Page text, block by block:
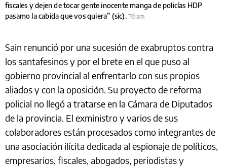
fiscales y dejen de tocar gente inocente manga de policías HDP
pasamo la cabida que vos quiera” (sic). Télam
Sain renunció por una sucesión de exabruptos contra
los santafesinos y por el brete en el que puso al
gobierno provincial al enfrentarlo con sus propios
aliados y con la oposición. Su proyecto de reforma
policial no llegó a tratarse en la Cámara de Diputados
de la provincia. El exministro y varios de sus
colaboradores están procesados como integrantes de
una asociación ilícita dedicada al espionaje de políticos,
empresarios, fiscales, abogados, periodistas y